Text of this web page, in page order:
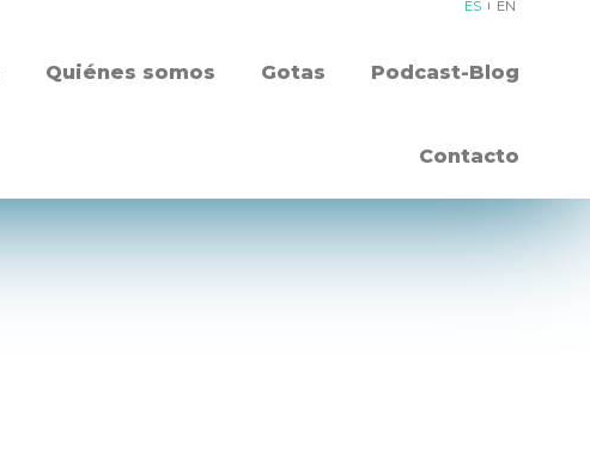
ES EN
Quiénes somos Gotas Podcast-Blog
Contacto